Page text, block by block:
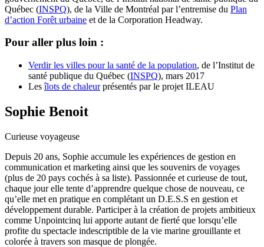
Québec (INSPQ), de la Ville de Montréal par l’entremise du Plan
d’action Forêt urbaine et de la Corporation Headway.
Pour aller plus loin :
Verdir les villes pour la santé de la population, de l’Institut de
santé publique du Québec (INSPQ), mars 2017
Lesîlots de chaleurprésentés par le projet ILEAU
Sophie Benoit
Curieuse voyageuse
Depuis 20 ans, Sophie accumule les expériences de gestion en
communication et marketing ainsi que les souvenirs de voyages
(plus de 20 pays cochés à sa liste). Passionnée et curieuse de tout,
chaque jour elle tente d’apprendre quelque chose de nouveau, ce
qu’elle met en pratique en complétant un D.E.S.S en gestion et
développement durable. Participer à la création de projets ambitieux
comme Unpointcinq lui apporte autant de fierté que lorsqu’elle
profite du spectacle indescriptible de la vie marine grouillante et
colorée à travers son masque de plongée.